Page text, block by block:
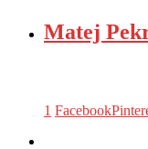
Matej
1 Facebook